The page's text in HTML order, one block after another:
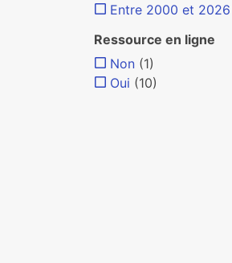
Entre 2000 et 2026
Ressource en ligne
Non (1)
Oui (10)